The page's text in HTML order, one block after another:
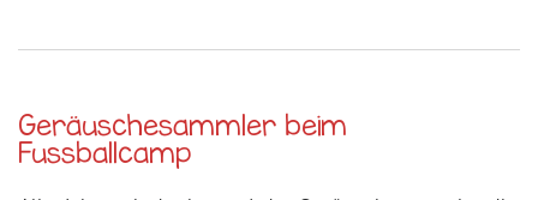
Geräuschesammler beim
Fussballcamp